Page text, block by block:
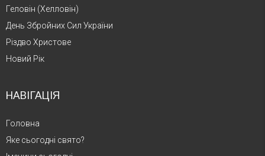
Геловін (Хелловін)
День Збройних Сил України
Різдво Христове
Новий Рік
НАВІГАЦІЯ
Головна
Яке сьогодні свято?